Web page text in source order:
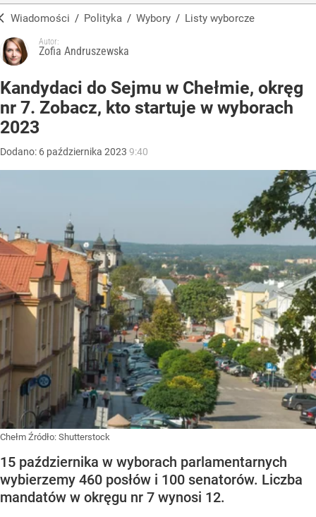
Wiadomości / Polityka / Wybory / Listy wyborcze
Autor:
Zofia Andruszewska
Kandydaci do Sejmu w Chełmie, okręg
nr 7. Zobacz, kto startuje w wyborach
2023
Dodano: 6 października 2023 9:40
Chełm Źródło: Shutterstock
15 października w wyborach parlamentarnych
wybierzemy 460 posłów i 100 senatorów. Liczba
mandatów w okręgu nr 7 wynosi 12.